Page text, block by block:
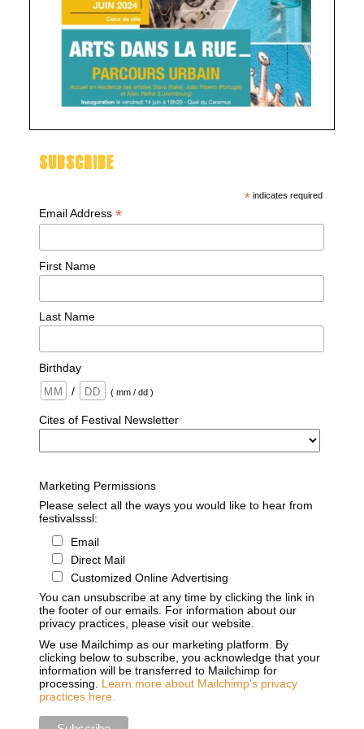
SUBSCRIBE
* indicates required
Email Address *
First Name
Last Name
Birthday
/
( mm / dd )
Cites of Festival Newsletter
Marketing Permissions
Please select all the ways you would like to hear from
festivalsssl:
Email
Direct Mail
Customized Online Advertising
You can unsubscribe at any time by clicking the link in
the footer of our emails. For information about our
privacy practices, please visit our website.
We use Mailchimp as our marketing platform. By
clicking below to subscribe, you acknowledge that your
information will be transferred to Mailchimp for
processing. Learn more about Mailchimp's privacy
practices here.